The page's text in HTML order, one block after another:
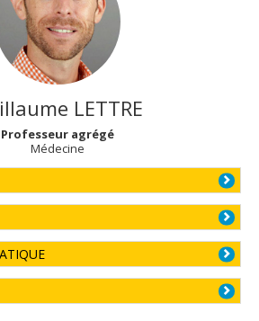
LETTRE
Professeur agrégé
Médecine